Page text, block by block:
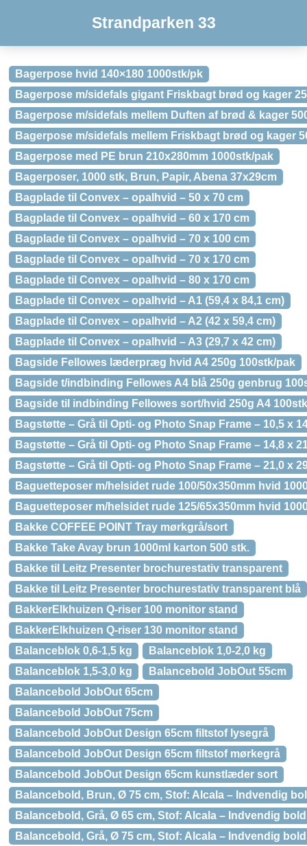
Strandparken 33
Bagerpose hvid 140×180 1000stk/pk
Bagerpose m/sidefals gigant Friskbagt brød og kager
Bagerpose m/sidefals mellem Duften af brød & kager
Bagerpose m/sidefals mellem Friskbagt brød og kager
Bagerpose med PE brun 210x280mm 1000stk/pak
Bagerposer, 1000 stk, Brun, Papir, Abena 37x29cm
Bagplade til Convex – opalhvid – 50 x 70 cm
Bagplade til Convex – opalhvid – 60 x 170 cm
Bagplade til Convex – opalhvid – 70 x 100 cm
Bagplade til Convex – opalhvid – 70 x 170 cm
Bagplade til Convex – opalhvid – 80 x 170 cm
Bagplade til Convex – opalhvid – A1 (59,4 x 84,1 cm)
Bagplade til Convex – opalhvid – A2 (42 x 59,4 cm)
Bagplade til Convex – opalhvid – A3 (29,7 x 42 cm)
Bagside Fellowes læderpræg hvid A4 250g 100stk/pak
Bagside t/indbinding Fellowes A4 blå 250g genbrug
Bagside til indbinding Fellowes sort/hvid 250g A4
Bagstøtte – Grå til Opti- og Photo Snap Frame – 10,5 x
Bagstøtte – Grå til Opti- og Photo Snap Frame – 14,8 x
Bagstøtte – Grå til Opti- og Photo Snap Frame – 21,0 x
Baguetteposer m/helsidet rude 100/50x350mm hvid
Baguetteposer m/helsidet rude 125/65x350mm hvid
Bakke COFFEE POINT Tray mørkgrå/sort
Bakke Take Avay brun 1000ml karton 500 stk.
Bakke til Leitz Presenter brochurestativ transparent
Bakke til Leitz Presenter brochurestativ transparent blå
BakkerElkhuizen Q-riser 100 monitor stand
BakkerElkhuizen Q-riser 130 monitor stand
Balanceblok 0,6-1,5 kg
Balanceblok 1,0-2,0 kg
Balanceblok 1,5-3,0 kg
Balancebold JobOut 55cm
Balancebold JobOut 65cm
Balancebold JobOut 75cm
Balancebold JobOut Design 65cm filtstof lysegrå
Balancebold JobOut Design 65cm filtstof mørkegrå
Balancebold JobOut Design 65cm kunstlæder sort
Balancebold, Brun, Ø 75 cm, Stof: Alcala – Indvendig
Balancebold, Grå, Ø 65 cm, Stof: Alcala – Indvendig
Balancebold, Grå, Ø 75 cm, Stof: Alcala – Indvendig